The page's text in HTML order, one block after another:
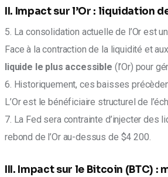
II. Impact sur l’Or : liquidation
5. La consolidation actuelle de l’Or est
Face à la contraction de la liquidité et aux
liquide le plus accessible (l’Or) pour
6. Historiquement, ces baisses
L’Or est le bénéficiaire structurel de
7. La Fed sera contrainte d’injecter des
rebond de l’Or au-dessus de $4 200.
III. Impact sur le Bitcoin (BTC) :